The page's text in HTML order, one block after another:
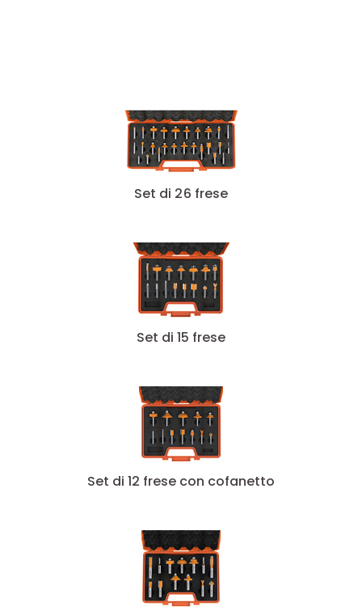
Set di 26 frese
Set di 15 frese
Set di 12 frese con cofanetto